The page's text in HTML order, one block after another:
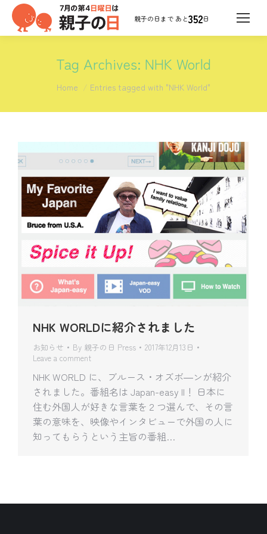
352日
Tag Archives: NHK World
You are here:
Home Entries tagged with "NHK World"
NHK WORLDに紹介されました
お知らせ By 親子の日 Press
2017年12月13日
Leave a comment
NHK WORLD に、ブルース・オズボ―ンが紹介
されました。番組名は Japan-easy II！ 日本に
住む外国人が好きな言葉を２つ選んで、その言
葉の意味を、映像やインタビューで外国の人に
知ってもらうという主旨の番組…